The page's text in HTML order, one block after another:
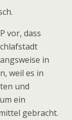
vor, dass
in
weil es in
und
ein
gebracht.